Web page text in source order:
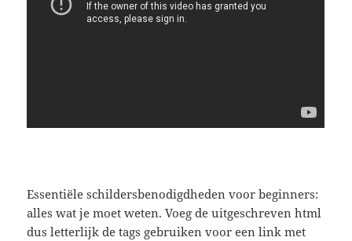
Essentiële schildersbenodigdheden voor beginners:
alles wat je moet weten. Voeg de uitgeschreven html
dus letterlijk detags gebruiken voor een link met